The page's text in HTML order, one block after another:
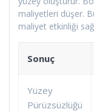
maliyetleri düşer.
maliyet etkinliği
Sonuç
Yüzey
Pürüzsüzlüğü